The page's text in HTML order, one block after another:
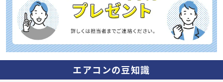
エアコンの豆知識